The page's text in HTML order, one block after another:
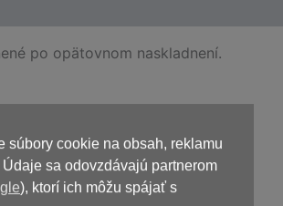
súbory cookie na obsah, reklamu
sa odovzdávajú partnerom
), ktorí ich môžu spájať s
po opätovnom naskladnení.
Worlex